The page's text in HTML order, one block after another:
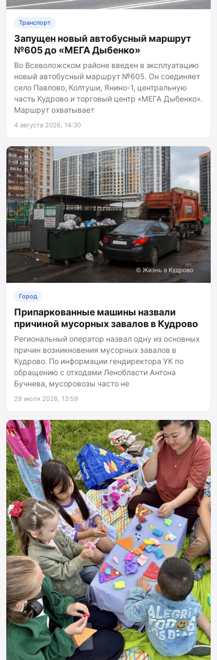
Транспорт
Запущен новый автобусный маршрут
№605 до «МЕГА Дыбенко»
Во Всеволожском районе введен в эксплуатацию
новый автобусный маршрут №605. Он соединяет
село Павлово, Колтуши, Янино-1, центральную
часть Кудрово и торговый центр «МЕГА Дыбенко».
Маршрут охватывает
4 августа 2026, 14:30
Город
Припаркованные машины назвали
причиной мусорных завалов в Кудрово
Региональный оператор назвал одну из основных
причин возникновения мусорных завалов в
Кудрово. По информации гендиректора УК по
обращению с отходами Ленобласти Антона
Бучнева, мусоровозы часто не
29 июля 2026, 13:59